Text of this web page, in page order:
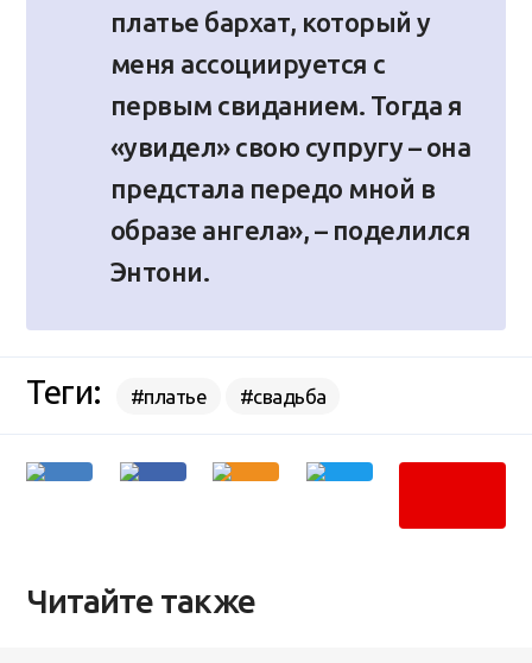
платье бархат, который у
меня ассоциируется с
первым свиданием. Тогда я
«увидел» свою супругу – она
предстала передо мной в
образе ангела», – поделился
Энтони.
Теги: #платье #свадьба
Читайте также